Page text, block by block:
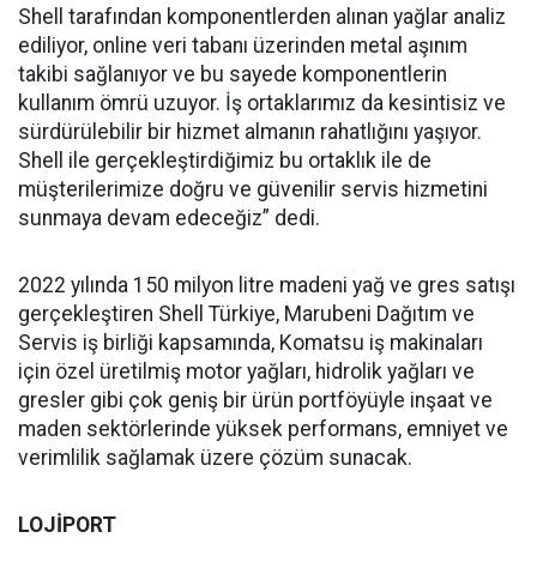
Shell tarafından komponentlerden alınan yağlar analiz
ediliyor, online veri tabanı üzerinden metal aşınım
takibi sağlanıyor ve bu sayede komponentlerin
kullanım ömrü uzuyor. İş ortaklarımız da kesintisiz ve
sürdürülebilir bir hizmet almanın rahatlığını yaşıyor.
Shell ile gerçekleştirdiğimiz bu ortaklık ile de
müşterilerimize doğru ve güvenilir servis hizmetini
sunmaya devam edeceğiz” dedi.
2022 yılında 150 milyon litre madeni yağ ve gres satışı
gerçekleştiren Shell Türkiye, Marubeni Dağıtım ve
Servis iş birliği kapsamında, Komatsu iş makinaları
için özel üretilmiş motor yağları, hidrolik yağları ve
gresler gibi çok geniş bir ürün portföyüyle inşaat ve
maden sektörlerinde yüksek performans, emniyet ve
verimlilik sağlamak üzere çözüm sunacak.
LOJİPORT